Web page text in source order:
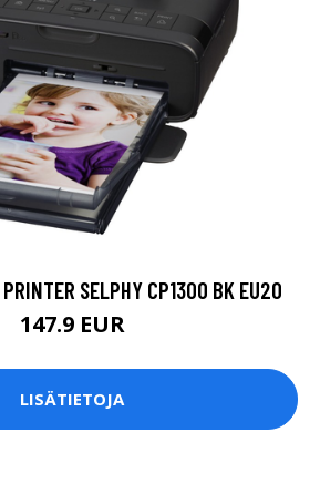
PRINTER SELPHY CP1300 BK EU20
147.9 EUR
LISÄTIETOJA